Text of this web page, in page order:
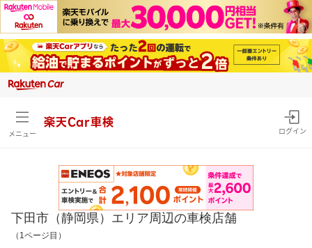
メニュー
楽天Car車検
ログイン
下田市（静岡県）エリア周辺の車検店舗
（1ページ目）